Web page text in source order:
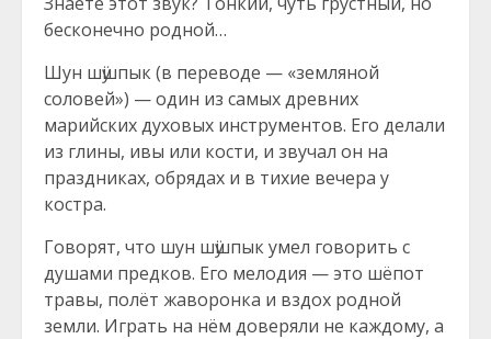
бесконечно родной…
Шун шӱшпык (в переводе — «земляной
соловей») — один из самых древних
марийских духовых инструментов. Его делали
из глины, ивы или кости, и звучал он на
праздниках, обрядах и в тихие вечера у
костра.
Говорят, что шун шӱшпык умел говорить с
душами предков. Его мелодия — это шёпот
травы, полёт жаворонка и вздох родной
земли. Играть на нём доверяли не каждому, а